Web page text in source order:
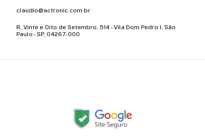
claudio@actronic.com.br
R. Vinte e Oito de Setembro, 514 - Vila Dom Pedro I, São
Paulo - SP, 04267-000